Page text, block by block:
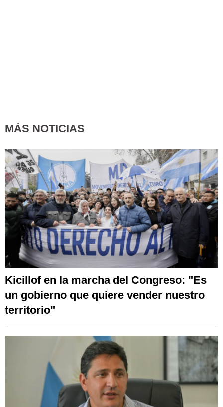
MÁS NOTICIAS
Kicillof en la marcha del Congreso: "Es
un gobierno que quiere vender nuestro
territorio"